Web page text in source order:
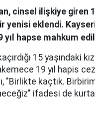
cinsel ilişkiye giren
yenisi eklendi.
yıl hapse mahkum
15 yaşındaki
19 yıl hapis
"Birlikte kaçtık.
ifadesi de